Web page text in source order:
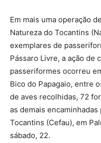
Em mais uma operação
Natureza do Tocantins
exemplares de
Pássaro Livre, a ação de
passeriformes ocorreu
Bico do Papagaio, entre
de aves recolhidas, 72
as demais
Tocantins (Cefau), em
sábado, 22.